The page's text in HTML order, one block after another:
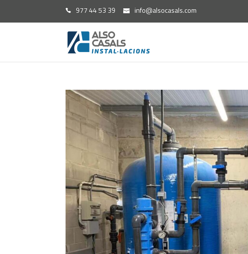
977 44 53 39 info@alsocasals.com